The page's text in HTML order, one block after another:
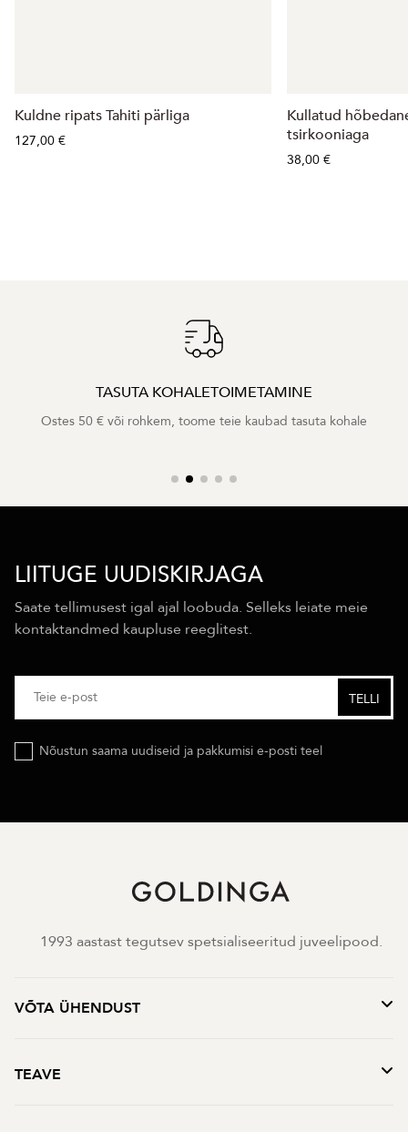
Kuldne ripats Tahiti pärliga
127,00 €
Kullatud
tsirkooniaga
38,00 €
TASUTA KOHALETOIMETAMINE
Ostes 50 € või rohkem, toome teie kaubad tasuta kohale
LIITUGE UUDISKIRJAGA
Saate tellimusest igal ajal loobuda. Selleks leiate meie
kontaktandmed kaupluse reeglitest.
Nõustun saama uudiseid ja pakkumisi e-posti teel
1993 aastast tegutsev spetsialiseeritud juveelipood.
VÕTA ÜHENDUST
TEAVE